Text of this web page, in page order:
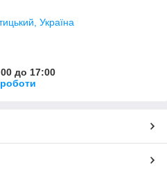
Україна
до 17:00